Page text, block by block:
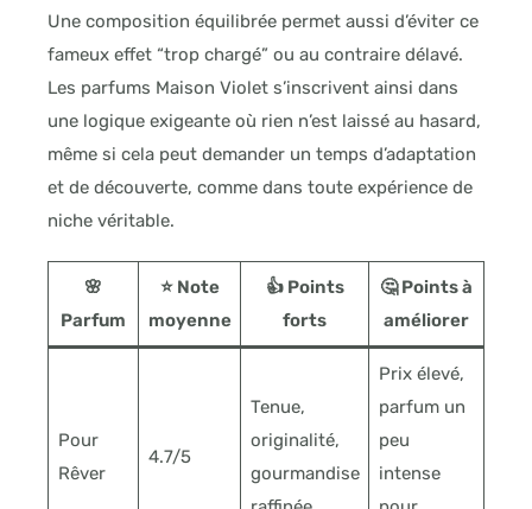
Une composition équilibrée permet aussi d’éviter ce
fameux effet “trop chargé” ou au contraire délavé.
Les parfums Maison Violet s’inscrivent ainsi dans
une logique exigeante où rien n’est laissé au hasard,
même si cela peut demander un temps d’adaptation
et de découverte, comme dans toute expérience de
niche véritable.
🌸
Parfum
⭐ Note
moyenne
👍 Points
forts
🤔 Points à
améliorer
Pour
Rêver
4.7/5
Tenue,
originalité,
gourmandise
Prix élevé,
parfum un
peu
intense